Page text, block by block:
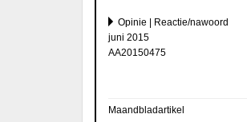
Opinie | Reactie/nawoord
juni 2015
AA20150475
Maandbladartikel